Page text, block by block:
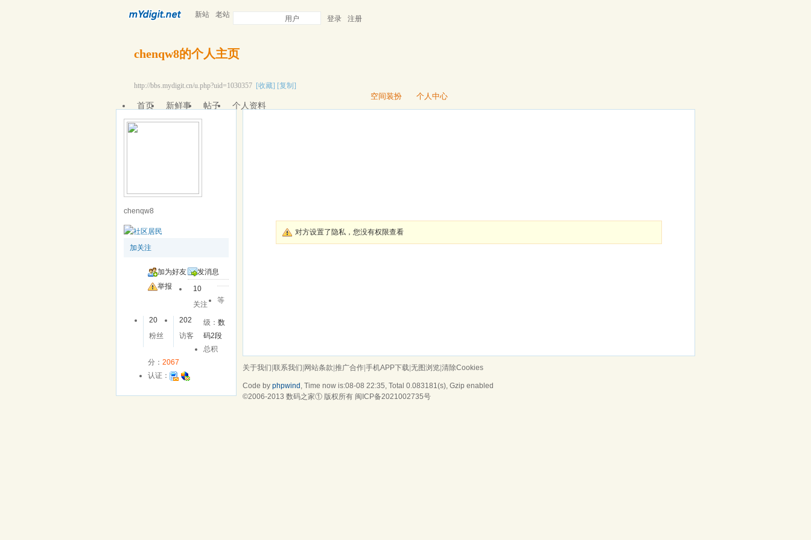
新站 老站 用户 登录 注册
chenqw8的个人主页
http://bbs.mydigit.cn/u.php?uid=1030357 [收藏] [复制]
空间装扮 个人中心
首页 新鲜事 帖子 个人资料
chenqw8
加关注
加为好友
发消息
举报
10
关注
20
粉丝
202
访客
等
级：数
码2段
总积
分： 2067
认证：
对方设置了隐私，您没有权限查看
关于我们 联系我们 网站条款 推广合作 手机APP下载 无图浏览 清除Cookies
Code by phpwind , Time now is:08-08 22:35, Total 0.083181(s), Gzip enabled
©2006-2013 数码之家① 版权所有 闽ICP备2021002735号